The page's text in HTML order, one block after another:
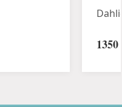
1350